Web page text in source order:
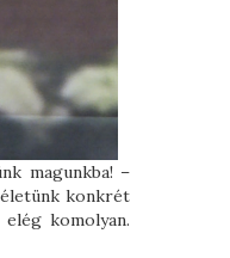
magunkba! –
konkrét
komolyan.